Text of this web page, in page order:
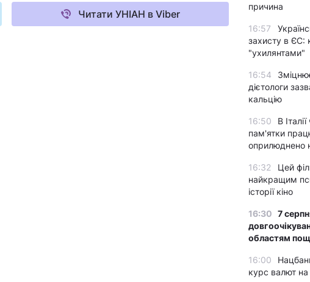
Читати УНІАН в Viber
причина
16:57
захисту в ЄС:
"ухилянтами"
16:54
дієтологи
кальцію
16:50
В
пам'ятки
оприлюднено
16:32
Цей
найкращим
історії кіно
16:30 7
областям
16:00
курс валют на